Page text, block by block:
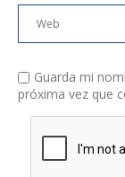
Guarda mi
próxima vez que